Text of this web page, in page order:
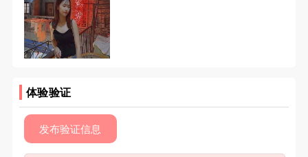
体验验证
发布验证信息